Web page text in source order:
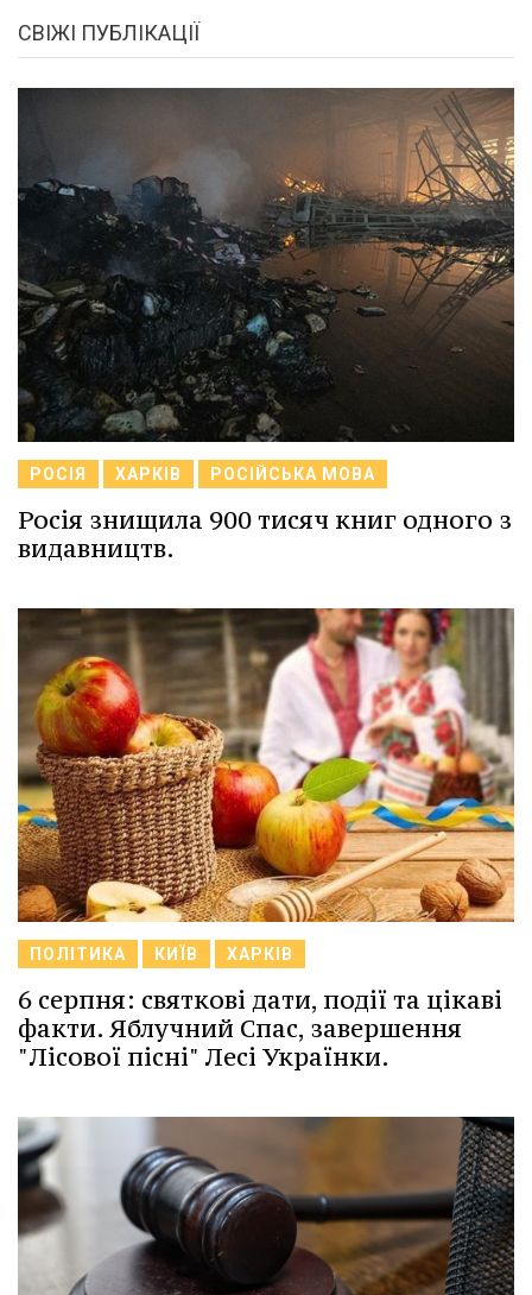
СВІЖІ ПУБЛІКАЦІЇ
РОСІЯ ХАРКІВ РОСІЙСЬКА МОВА
Росія знищила 900 тисяч книг одного з
видавництв.
ПОЛІТИКА КИЇВ ХАРКІВ
6 серпня: святкові дати, події та цікаві
факти. Яблучний Спас, завершення
"Лісової пісні" Лесі Українки.